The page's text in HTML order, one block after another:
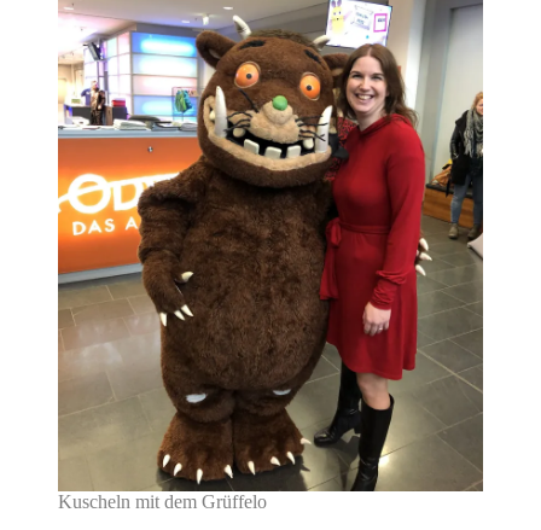
Kuscheln mit dem Grüffelo